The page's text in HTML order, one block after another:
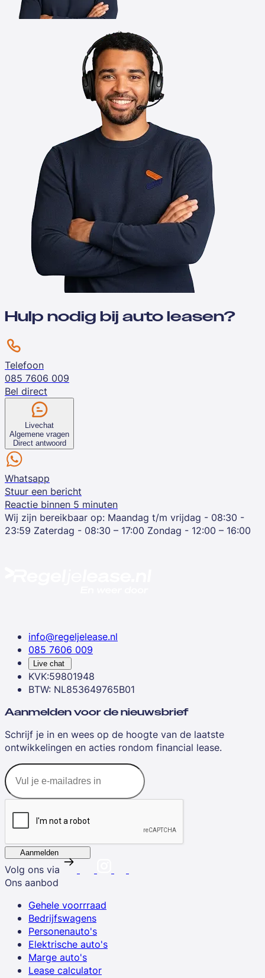
Hulp nodig bij auto leasen?
Telefoon
085 7606 009
Bel direct
Livechat
Algemene vragen
Direct antwoord
Whatsapp
Stuur een bericht
Reactie binnen 5 minuten
Wij zijn bereikbaar op: Maandag t/m vrijdag - 08:30 -
23:59 Zaterdag - 08:30 – 17:00 Zondag - 12:00 – 16:00
info@regeljelease.nl
085 7606 009
Live chat
KVK:59801948
BTW: NL853649765B01
Aanmelden voor de nieuwsbrief
Schrijf je in en wees op de hoogte van de laatste
ontwikkelingen en acties rondom financial lease.
Aanmelden
Volg ons via
Ons aanbod
Gehele voorrraad
Bedrijfswagens
Personenauto's
Elektrische auto's
Marge auto's
Lease calculator